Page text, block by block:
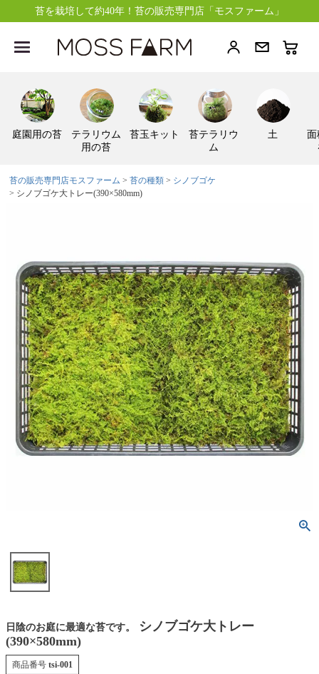
苔を栽培して約40年！苔の販売専門店「モスファーム」
庭園用の苔
テラリウム
用の苔
苔玉キット
苔テラリウ
ム
土
苔の販売専門店モスファーム 苔の種類
シノブゴケ
シノブゴケ大トレー(390×580mm)
日陰のお庭に最適な苔です。
シノブゴケ大トレー
(390×580mm)
商品番号 tsi-001